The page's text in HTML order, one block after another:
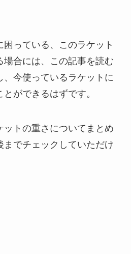
困っている、このラケット
場合には、この記事を読む
、今使っているラケットに
ができるはずです。
ットの重さについてまとめ
までチェックしていただけ